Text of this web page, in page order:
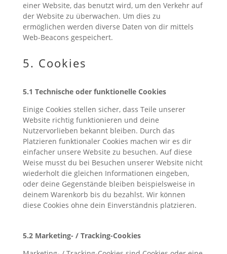
einer Website, das benutzt wird, um den Verkehr auf
der Website zu überwachen. Um dies zu
ermöglichen werden diverse Daten von dir mittels
Web-Beacons gespeichert.
5. Cookies
5.1 Technische oder funktionelle Cookies
Einige Cookies stellen sicher, dass Teile unserer
Website richtig funktionieren und deine
Nutzervorlieben bekannt bleiben. Durch das
Platzieren funktionaler Cookies machen wir es dir
einfacher unsere Website zu besuchen. Auf diese
Weise musst du bei Besuchen unserer Website nicht
wiederholt die gleichen Informationen eingeben,
oder deine Gegenstände bleiben beispielsweise in
deinem Warenkorb bis du bezahlst. Wir können
diese Cookies ohne dein Einverständnis platzieren.
5.2 Marketing- / Tracking-Cookies